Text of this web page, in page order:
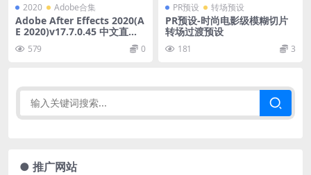
2020 Adobe合集
Adobe After Effects 2020(A
E 2020)v17.7.0.45 中文直装
版 579 0
PR预设 转场预设
PR预设-时尚电影级模糊切片
转场过渡预设
181 3
● 推广网站